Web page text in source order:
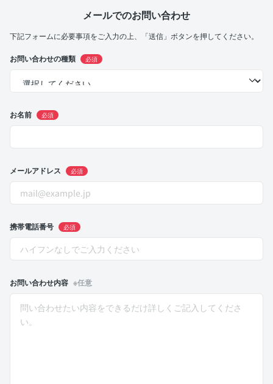
メールでのお問い合わせ
下記フォームに必要事項をご入力の上、「送信」ボタンを押してください。
お問い合わせの種類 必須
お名前 必須
メールアドレス 必須
携帯電話番号 必須
お問い合わせ内容 ※任意